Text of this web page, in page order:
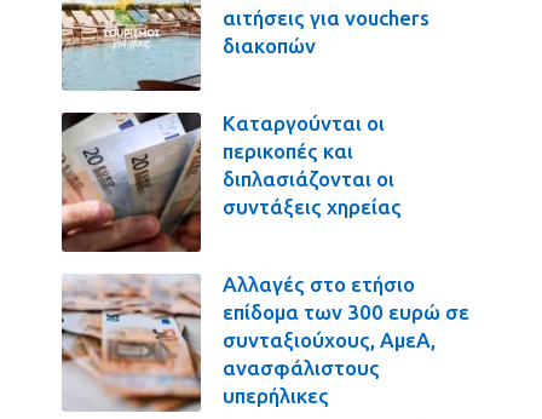
αιτήσεις για vouchers
διακοπών
Καταργούνται οι
περικοπές και
διπλασιάζονται οι
συντάξεις χηρείας
Αλλαγές στο ετήσιο
επίδομα των 300 ευρώ σε
συνταξιούχους, ΑμεΑ,
ανασφάλιστους
υπερήλικες